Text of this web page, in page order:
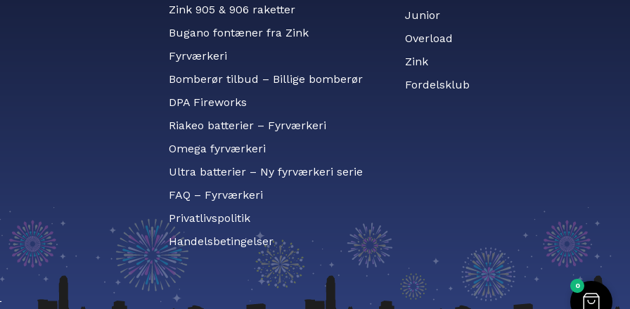
Zink 905 & 906 raketter
Bugano fontæner fra Zink
Fyrværkeri
Bomberør tilbud – Billige bomberør
DPA Fireworks
Riakeo batterier – Fyrværkeri
Omega fyrværkeri
Ultra batterier – Ny fyrværkeri serie
FAQ – Fyrværkeri
Privatlivspolitik
Handelsbetingelser
Junior
Overload
Zink
Fordelsklub
0